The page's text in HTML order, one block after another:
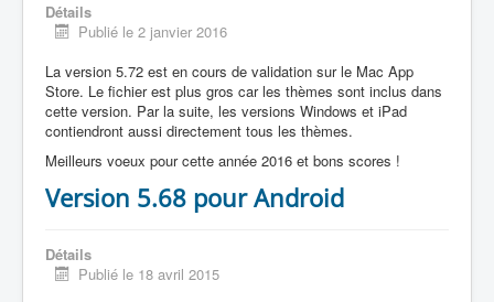
Détails
Publié le 2 janvier 2016
La version 5.72 est en cours de validation sur le Mac App
Store. Le fichier est plus gros car les thèmes sont inclus dans
cette version. Par la suite, les versions Windows et iPad
contiendront aussi directement tous les thèmes.
Meilleurs voeux pour cette année 2016 et bons scores !
Version 5.68 pour Android
Détails
Publié le 18 avril 2015